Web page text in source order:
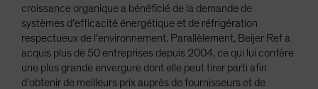
croissance organique a bénéficié de la demande de
systèmes d’efficacité énergétique et de réfrigération
respectueux de l’environnement. Parallèlement, Beijer Ref a
acquis plus de 50 entreprises depuis 2004, ce qui lui confère
une plus grande envergure dont elle peut tirer parti afin
d’obtenir de meilleurs prix auprès de fournisseurs et de